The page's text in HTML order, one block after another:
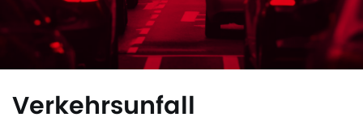
Verkehrsunfall